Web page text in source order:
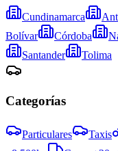
Cundinamarca
Bolívar
Córdoba
Santander
Tolima
Categorías
Particulares Taxis